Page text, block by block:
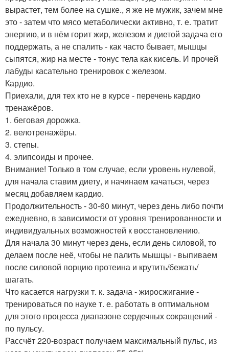
вырастет, тем более на сушке., я же не мужик, зачем мне
это - затем что мясо метаболически активно, т. е. тратит
энергию, и в нём горит жир, железом и диетой задача его
поддержать, а не спалить - как часто бывает, мышцы
сыпятся, жир на месте - тонус тела как кисель. И прочей
лабуды касательно тренировок с железом.
Кардио.
Приехали, для тех кто не в курсе - перечень кардио
тренажёров.
1. беговая дорожка.
2. велотренажёры.
3. степы.
4. элипсоиды и прочее.
Внимание! Только в том случае, если уровень нулевой,
для начала ставим диету, и начинаем качаться, через
месяц добавляем кардио.
Продолжительность - 30-60 минут, через день либо почти
ежедневно, в зависимости от уровня тренированности и
индивидуальных возможностей к восстановлению.
Для начала 30 минут через день, если день силовой, то
делаем после неё, чтобы не палить мышцы - выпиваем
после силовой порцию протеина и крутить/бежать/
шагать.
Что касается нагрузки т. к. задача - жиросжигание -
тренироваться по науке т. е. работать в оптимальном
для этого процесса диапазоне сердечных сокращений -
по пульсу.
Рассчёт 220-возраст получаем максимальный пульс, из